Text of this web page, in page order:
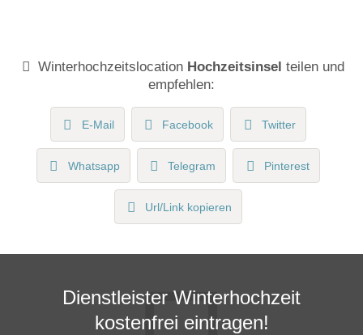
Winterhochzeitslocation Hochzeitsinsel teilen und
empfehlen:
E-Mail Facebook Twitter
Whatsapp Telegram Pinterest
Url/Link kopieren
Dienstleister Winterhochzeit
kostenfrei eintragen!